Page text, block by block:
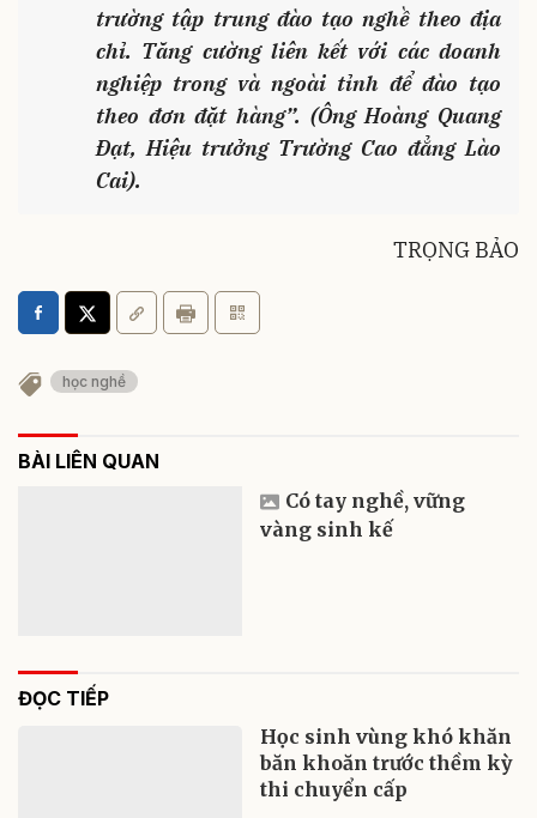
trường tập trung đào tạo nghề theo địa
chỉ. Tăng cường liên kết với các doanh
nghiệp trong và ngoài tỉnh để đào tạo
theo đơn đặt hàng”. (Ông Hoàng Quang
Đạt, Hiệu trưởng Trường Cao đẳng Lào
Cai).
TRỌNG BẢO
học nghề
BÀI LIÊN QUAN
Có tay nghề, vững
vàng sinh kế
ĐỌC TIẾP
Học sinh vùng khó khăn
băn khoăn trước thềm kỳ
thi chuyển cấp